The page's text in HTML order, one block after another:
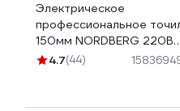
Электрическое
профессиональное
150мм NORDBERG 220В
EG1505
4.7(44)